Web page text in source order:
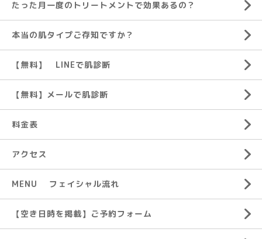
たった月一度のトリートメントで効果あるの？
本当の肌タイプご存知ですか？
【無料】 LINEで肌診断
【無料】メールで肌診断
料金表
アクセス
MENU フェイシャル流れ
【空き日時を掲載】ご予約フォーム